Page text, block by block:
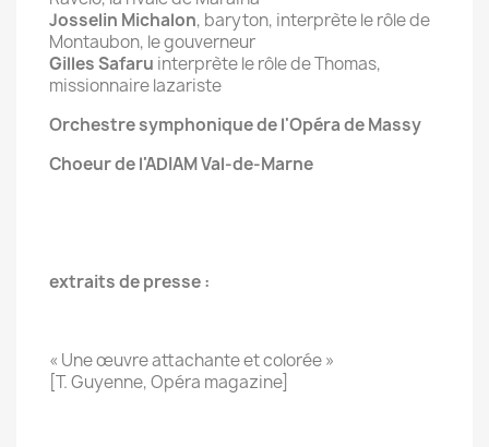
Josselin Michalon, baryton, interprète le rôle de
Montaubon, le gouverneur
Gilles Safaru interprète le rôle de Thomas,
missionnaire lazariste
Orchestre symphonique de l'Opéra de Massy
Choeur de l'ADIAM Val-de-Marne
extraits de presse :
« Une œuvre attachante et colorée »
[T. Guyenne, Opéra magazine]